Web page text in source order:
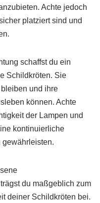
Achte jedoch
platziert sind und
schaffst du ein
Schildkröten. Sie
und ihre
können. Achte
der Lampen und
kontinuierliche
gewährleisten.
du maßgeblich zum
deiner Schildkröten bei.